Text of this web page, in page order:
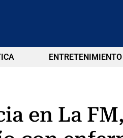
ENTRETENIMIENTO
en La